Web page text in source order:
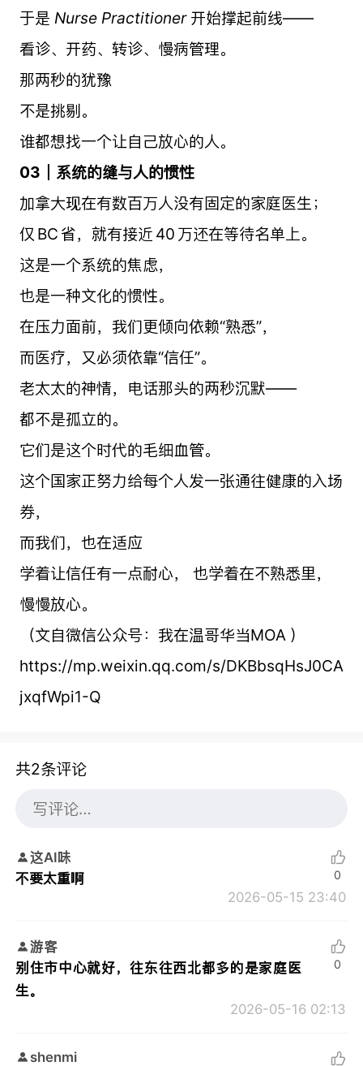
于是 Nurse Practitioner开始撑起前线——
看诊、开药、转诊、慢病管理。
那两秒的犹豫
不是挑剔。
谁都想找一个让自己放心的人。
03｜系统的缝与人的惯性
加拿大现在有数百万人没有固定的家庭医生；
仅 BC 省，就有接近 40 万还在等待名单上。
这是一个系统的焦虑，
也是一种文化的惯性。
在压力面前，我们更倾向依赖“熟悉”，
而医疗，又必须依靠“信任”。
老太太的神情，电话那头的两秒沉默——
都不是孤立的。
它们是这个时代的毛细血管。
这个国家正努力给每个人发一张通往健康的入场
券，
而我们，也在适应
学着让信任有一点耐心， 也学着在不熟悉里，
慢慢放心。
（文自微信公众号：我在温哥华当MOA ）
https://mp.weixin.qq.com/s/DKBbsqHsJ0CA
jxqfWpi1-Q
共2条评论
这AI味
不要太重啊
2026-05-15 23:40
0
游客
别住市中心就好，往东往西北都多的是家庭医
生。
2026-05-16 02:13
0
shenmi